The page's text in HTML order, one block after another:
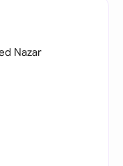
Nazar